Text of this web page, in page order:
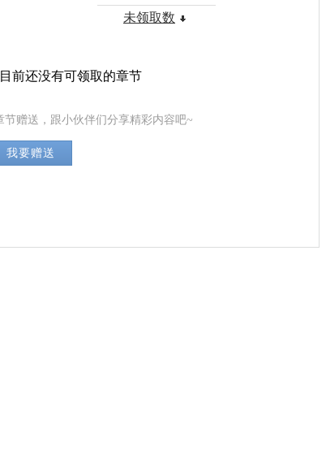
未领取数
目前还没有可领取的章节
赠送，跟小伙伴们分享精彩内容吧~
我要赠送